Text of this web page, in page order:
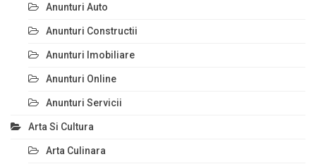
Anunturi Auto
Anunturi Constructii
Anunturi Imobiliare
Anunturi Online
Anunturi Servicii
Arta Si Cultura
Arta Culinara